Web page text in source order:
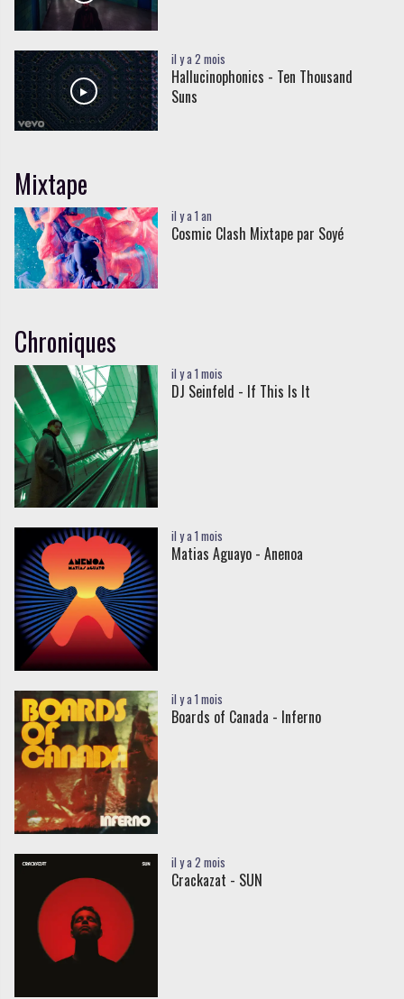
il y a 2 mois
Hallucinophonics - Ten Thousand
Suns
Mixtape
il y a 1 an
Cosmic Clash Mixtape par Soyé
Chroniques
il y a 1 mois
DJ Seinfeld - If This Is It
il y a 1 mois
Matias Aguayo - Anenoa
il y a 1 mois
Boards of Canada - Inferno
il y a 2 mois
Crackazat - SUN